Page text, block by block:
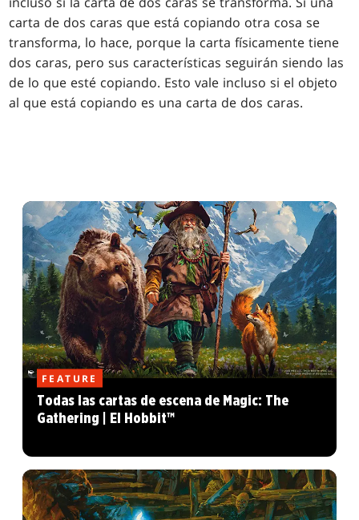
carta de dos caras que está copiando otra cosa se
transforma, lo hace, porque la carta físicamente tiene
dos caras, pero sus características seguirán siendo las
de lo que esté copiando. Esto vale incluso si el objeto
al que está copiando es una carta de dos caras.
FEATURE
Todas las cartas de escena de Magic: The
Gathering | El Hobbit™